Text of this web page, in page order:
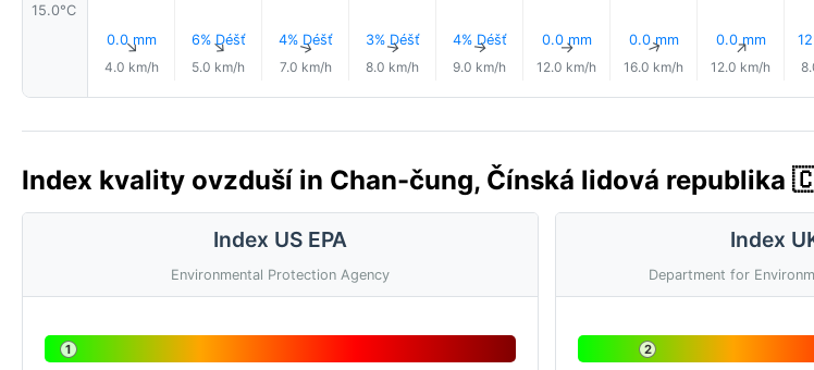
15.0°C
0.0 mm
↑
4.0 km/h
6% Déšť
↑
5.0 km/h
4% Déšť
↑
7.0 km/h
3% Déšť
↑
8.0 km/h
4% Déšť
↑
9.0 km/h
0.0 mm
↑
12.0 km/h
0.0 mm
↑
16.0 km/h
0.0 mm
↑
12.0 km/h
Index kvality ovzduší in Chan-čung, Čínská lidová republika
Index US EPA
Environmental Protection Agency
1
Index
Department for
2